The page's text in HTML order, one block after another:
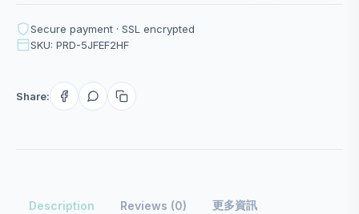
Secure payment · SSL encrypted
SKU: PRD-5JFEF2HF
Share:
Description Reviews (0) 更多資訊